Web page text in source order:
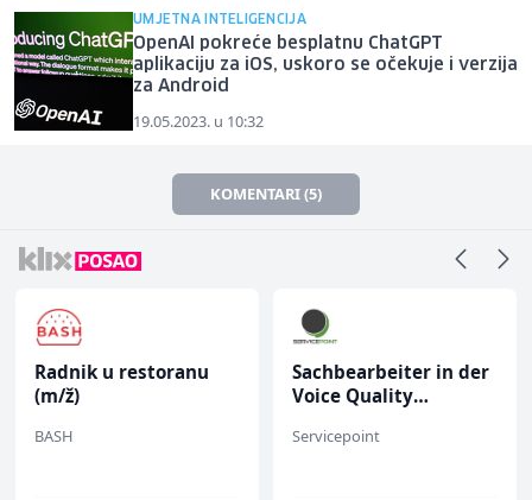
UMJETNA INTELIGENCIJA
OpenAI pokreće besplatnu ChatGPT
aplikaciju za iOS, uskoro se očekuje i verzija
za Android
19.05.2023. u 10:32
KOMENTARI (5)
Radnik u restoranu
(m/ž)
BASH
Sachbearbeiter in der
Voice Quality
Servicepoint